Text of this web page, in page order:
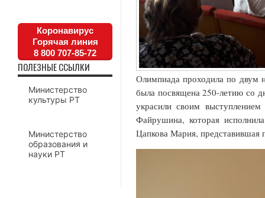
Олимпиада проходила по двум
была посвящена 250-летию со
украсили своим
Файрушина, которая
Цапкова Мария,
Коронавирус
Горячая линия
8 800 707-85-72
ПОЛЕЗНЫЕ ССЫЛКИ
Министерство
культуры РТ
Министерство
образования и
науки РТ